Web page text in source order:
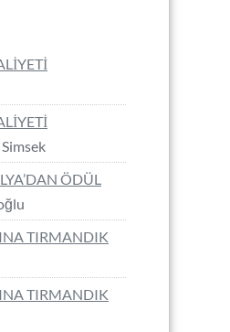
ÖDÜL
TIRMANDIK
TIRMANDIK